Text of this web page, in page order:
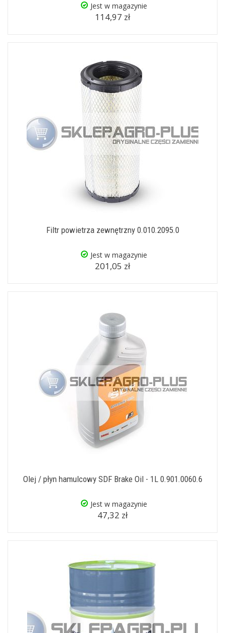
Jest w magazynie
114,97 zł
Filtr powietrza zewnętrzny 0.010.2095.0
Jest w magazynie
201,05 zł
Olej / płyn hamulcowy SDF Brake Oil - 1L 0.901.0060.6
Jest w magazynie
47,32 zł